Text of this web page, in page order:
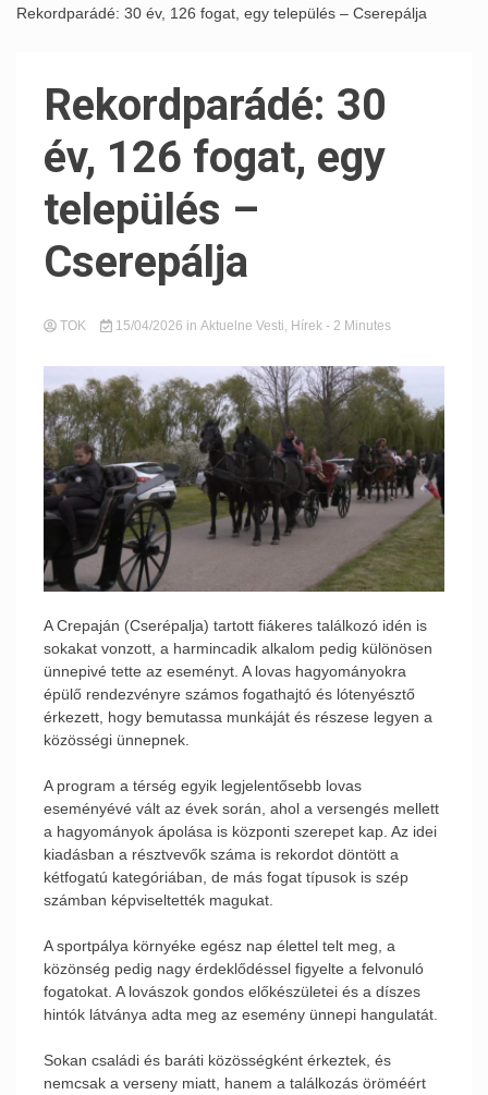
Rekordparádé: 30 év, 126 fogat, egy település – Cserepálja
Rekordparádé: 30
év, 126 fogat, egy
település –
Cserepálja
TOK 15/04/2026 in Aktuelne Vesti, Hírek - 2 Minutes
A Crepaján (Cserépalja) tartott fiákeres találkozó idén is
sokakat vonzott, a harmincadik alkalom pedig különösen
ünnepivé tette az eseményt. A lovas hagyományokra
épülő rendezvényre számos fogathajtó és lótenyésztő
érkezett, hogy bemutassa munkáját és részese legyen a
közösségi ünnepnek.
A program a térség egyik legjelentősebb lovas
eseményévé vált az évek során, ahol a versengés mellett
a hagyományok ápolása is központi szerepet kap. Az idei
kiadásban a résztvevők száma is rekordot döntött a
kétfogatú kategóriában, de más fogat típusok is szép
számban képviseltették magukat.
A sportpálya környéke egész nap élettel telt meg, a
közönség pedig nagy érdeklődéssel figyelte a felvonuló
fogatokat. A lovászok gondos előkészületei és a díszes
hintók látványa adta meg az esemény ünnepi hangulatát.
Sokan családi és baráti közösségként érkeztek, és
nemcsak a verseny miatt, hanem a találkozás öröméért